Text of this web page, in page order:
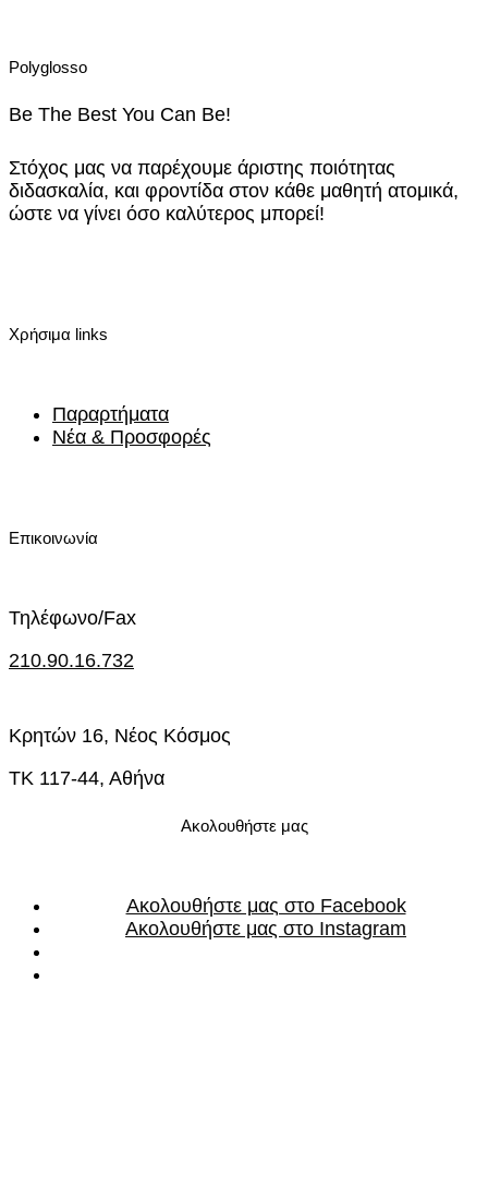
Polyglosso
Be The Best You Can Be!
Στόχος μας να παρέχουμε άριστης ποιότητας
διδασκαλία, και φροντίδα στον κάθε μαθητή ατομικά,
ώστε να γίνει όσο καλύτερος μπορεί!
Χρήσιμα links
Παραρτήματα
Νέα & Προσφορές
Επικοινωνία
Τηλέφωνο/Fax
210.90.16.732
Κρητών 16, Νέος Κόσμος
ΤΚ 117-44, Αθήνα
Ακολουθήστε μας
Ακολουθήστε μας στο Facebook
Ακολουθήστε μας στο Instagram